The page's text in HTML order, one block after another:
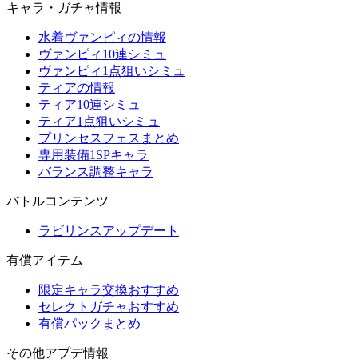
キャラ・ガチャ情報
水着ヴァンピィの情報
ヴァンピィ10連シミュ
ヴァンピィ1点狙いシミュ
ティアの情報
ティア10連シミュ
ティア1点狙いシミュ
プリンセスフェスまとめ
専用装備1SPキャラ
バランス調整キャラ
バトルコンテンツ
ラビリンスアップデート
有償アイテム
限定キャラ交換おすすめ
セレクトガチャおすすめ
有償パックまとめ
その他アプデ情報